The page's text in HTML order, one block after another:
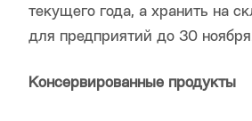
текущего года, а хранить на
для предприятий до 30
Консервированные продукты